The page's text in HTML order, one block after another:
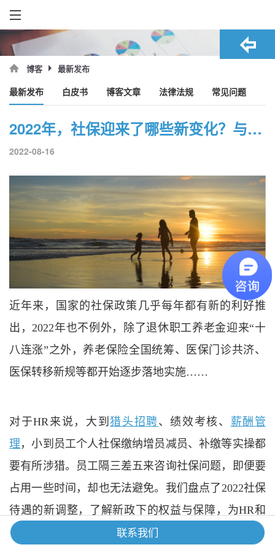
博客 最新发布
最新发布 白皮书 博客文章 法律法规 常见问题
2022年，社保迎来了哪些新变化？与每个人息息相关！
2022-08-16
近年来，国家的社保政策几乎每年都有新的利好推
出，2022年也不例外，除了退休职工养老金迎来“十
八连涨”之外，养老保险全国统筹、医保门诊共济、
医保转移新规等都开始逐步落地实施……
对于HR来说，大到猎头招聘、绩效考核、 薪酬管
理 ，小到员工个人社保缴纳增员减员、补缴等实操都
要有所涉猎。员工隔三差五来咨询社保问题，即便要
占用一些时间，却也无法避免。我们盘点了2022社保
待遇的新调整，了解新政下的权益与保障，为HR和
员工解读最新政策问题。联系我们